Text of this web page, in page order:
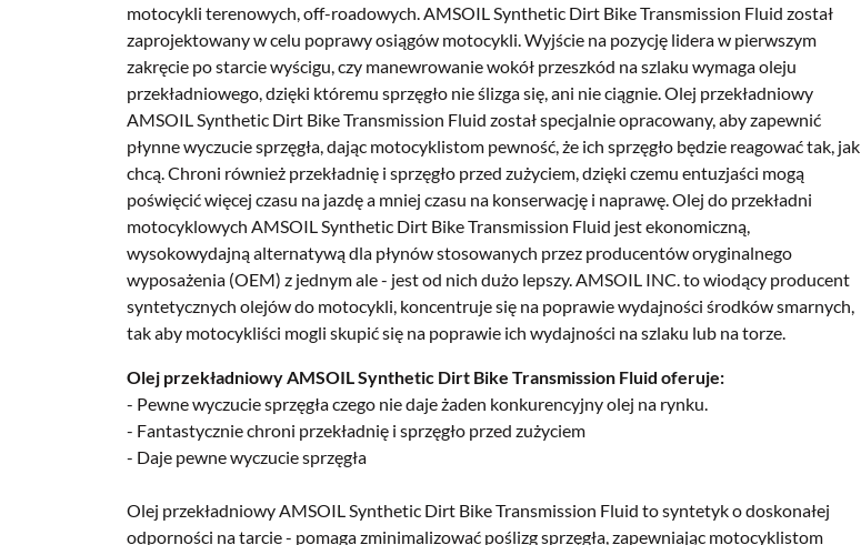
motocykli terenowych, off-roadowych.AMSOIL Synthetic Dirt Bike Transmission Fluid został
zaprojektowany w celu poprawy osiągów motocykli.Wyjście na pozycję lidera w pierwszym
zakręcie po starcie wyścigu, czy manewrowanie wokół przeszkód na szlaku wymaga oleju
przekładniowego, dzięki któremu sprzęgło nie ślizga się, ani nie ciągnie.Olej przekładniowy
AMSOIL Synthetic Dirt Bike Transmission Fluid został specjalnie opracowany, aby zapewnić
płynne wyczucie sprzęgła, dając motocyklistom pewność, że ich sprzęgło będzie reagować tak, jak
chcą.Chroni również przekładnię i sprzęgło przed zużyciem, dzięki czemu entuzjaści mogą
poświęcić więcej czasu na jazdę a mniej czasu na konserwację i naprawę.Olej do przekładni
motocyklowych AMSOIL Synthetic Dirt Bike Transmission Fluid jest ekonomiczną,
wysokowydajną alternatywą dla płynów stosowanych przez producentów oryginalnego
wyposażenia (OEM) z jednym ale - jest od nich dużo lepszy.AMSOIL INC. to wiodący producent
syntetycznych olejów do motocykli, koncentruje się na poprawie wydajności środków smarnych,
tak aby motocykliści mogli skupić się na poprawie ich wydajności na szlaku lub na torze.
Olej przekładniowy AMSOIL Synthetic Dirt Bike Transmission Fluid oferuje:
- Pewne wyczucie sprzęgła czego nie daje żaden konkurencyjny olej na rynku.
- Fantastycznie chroni przekładnię i sprzęgło przed zużyciem
- Daje pewne wyczucie sprzęgła
Olej przekładniowy AMSOIL Synthetic Dirt Bike Transmission Fluid to syntetyk o doskonałej
odporności na tarcie - pomaga zminimalizować poślizg sprzęgła, zapewniając motocyklistom